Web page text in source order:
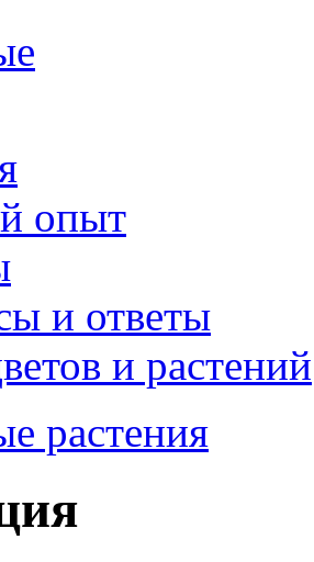
опыт
и ответы
и растений
растения